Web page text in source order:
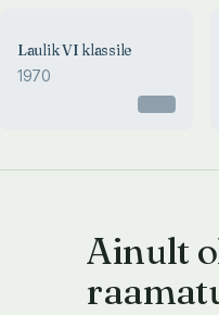
Laulik VI klassile
1970
Ainult